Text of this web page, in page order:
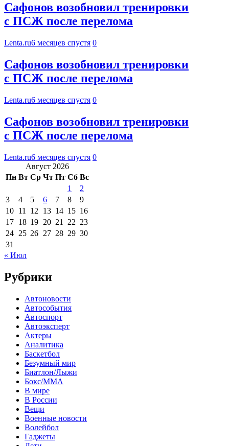
Сафонов возобновил тренировки
с ПСЖ после перелома
Lenta.ru6 месяцев спустя 0
Сафонов возобновил тренировки
с ПСЖ после перелома
Lenta.ru6 месяцев спустя 0
Сафонов возобновил тренировки
с ПСЖ после перелома
Lenta.ru6 месяцев спустя 0
Август 2026
Пн Вт Ср Чт Пт Сб Вс
1
2
3
4 5 6 7 8
9
10 11 12 13 14 15 16
17 18 19 20 21 22 23
24 25 26 27 28 29 30
31
« Июл
Рубрики
Автоновости
Автособытия
Автоспорт
Автоэксперт
Актеры
Аналитика
Баскетбол
Безумный мир
Биатлон/Лыжи
Бокс/MMA
В мире
В России
Вещи
Военные новости
Волейбол
Гаджеты